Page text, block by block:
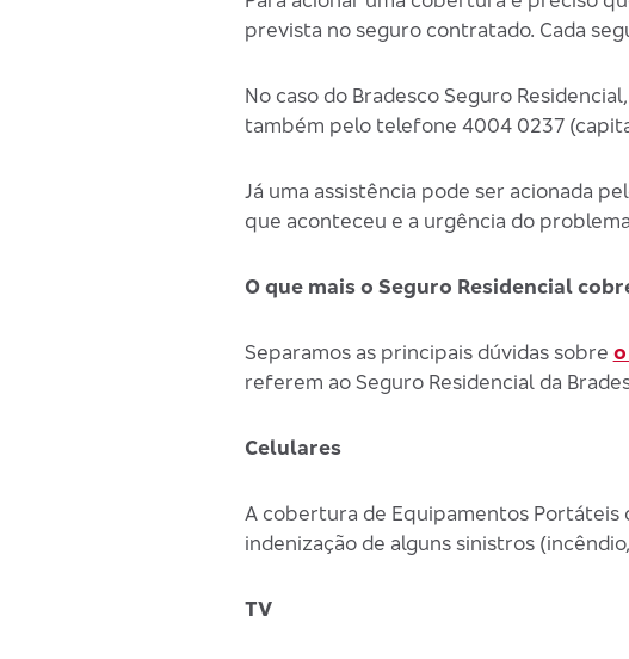
prevista no seguro contratado. Cada
No caso do Bradesco Seguro
também pelo telefone 4004 0237
Já uma assistência pode ser acionada
que aconteceu e a urgência do
O que mais o Seguro Residencial
Separamos as principais dúvidas sobre
referem ao Seguro Residencial da
Celulares
A cobertura de Equipamentos Portáteis
indenização de alguns sinistros
TV